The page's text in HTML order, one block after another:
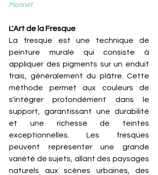
Monnet
L'Art de la Fresque
La fresque est une technique de
peinture murale qui consiste à
appliquer des pigments sur un enduit
frais, généralement du plâtre. Cette
méthode permet aux couleurs de
s'intégrer profondément dans le
support, garantissant une durabilité
et une richesse de teintes
exceptionnelles. Les fresques
peuvent représenter une grande
variété de sujets, allant des paysages
naturels aux scènes urbaines, des